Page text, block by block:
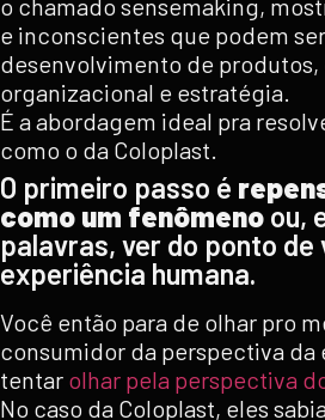
o chamado sensemaking,
e inconscientes que podem
desenvolvimento de
organizacional e estratégia.
É a abordagem ideal pra
como o da Coloplast.
O primeiro passo é
como um fenômeno ou,
palavras, ver do ponto de
experiência humana.
Você então para de olhar pro
consumidor da perspectiva da
tentar olhar pela perspectiva
No caso da Coloplast, eles